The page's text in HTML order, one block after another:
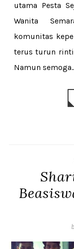
utama Pesta
Wanita
komunitas
terus turun
Namun